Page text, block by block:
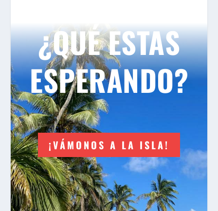
¿QUÉ ESTAS
ESPERANDO?
¡VÁMONOS A LA ISLA!